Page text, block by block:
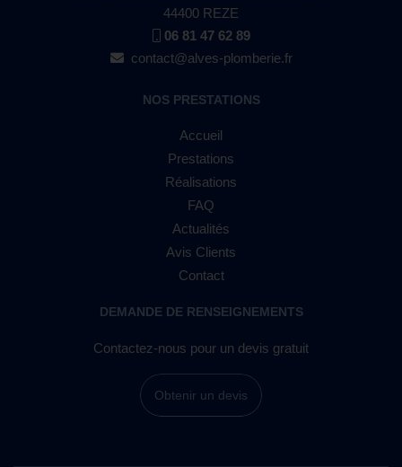
44400 REZE
06 81 47 62 89
contact@alves-plomberie.fr
NOS PRESTATIONS
Accueil
Prestations
Réalisations
FAQ
Actualités
Avis Clients
Contact
DEMANDE DE RENSEIGNEMENTS
Contactez-nous pour un devis gratuit
Obtenir un devis